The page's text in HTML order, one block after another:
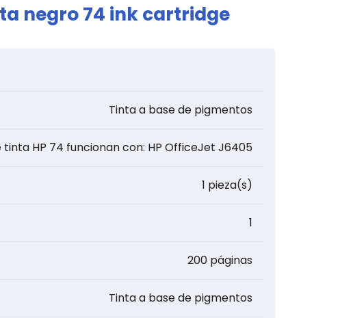
negro 74 ink cartridge
Tinta a base de pigmentos
tinta HP 74 funcionan con: HP OfficeJet J6405
1 pieza(s)
1
200 páginas
Tinta a base de pigmentos